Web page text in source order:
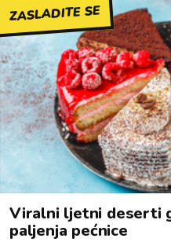
ZASLADITE SE
Viralni ljetni deserti
paljenja pećnice